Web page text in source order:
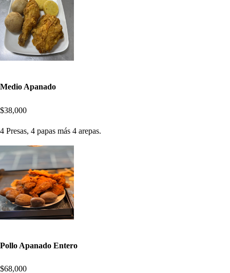
Medio Apanado
$38,000
4 Presas, 4 papas más 4 arepas.
Pollo Apanado Entero
$68,000